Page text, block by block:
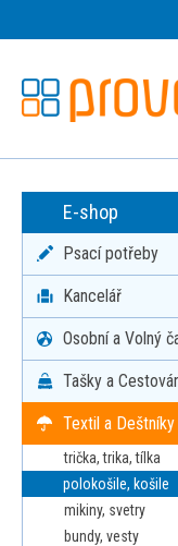
E-shop
Psací potřeby
Kancelář
Osobní a Volný
Tašky a
Textil a Deštníky
trička, trika, tílka
polokošile, košile
mikiny, svetry
bundy, vesty